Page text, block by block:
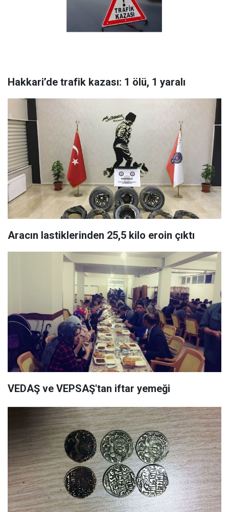
Hakkari’de trafik kazası: 1 ölü, 1 yaralı
Aracın lastiklerinden 25,5 kilo eroin çıktı
VEDAŞ ve VEPSAŞ'tan iftar yemeği